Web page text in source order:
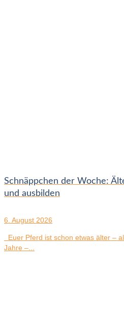
Schnäppchen der Woche:
und ausbilden
6. August 2026
Euer Pferd ist schon etwas älter –
Jahre –...